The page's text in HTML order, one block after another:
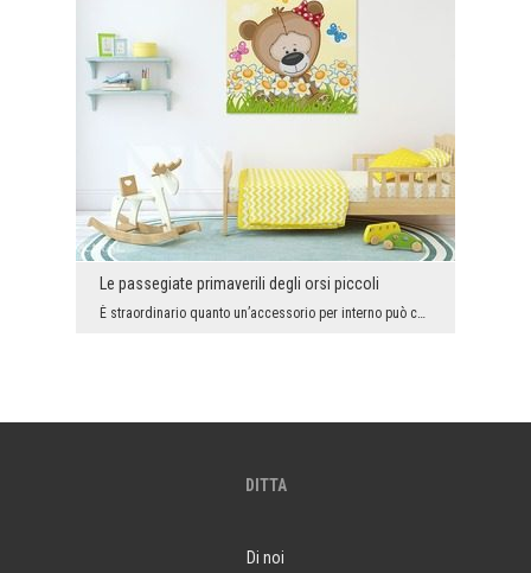
Le passegiate primaverili degli orsi piccoli
DITTA
Di noi